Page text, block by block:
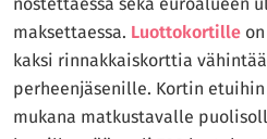
maksettaessa. Luottokortille
kaksi rinnakkaiskorttia
perheenjäsenille. Kortin
mukana matkustavalle